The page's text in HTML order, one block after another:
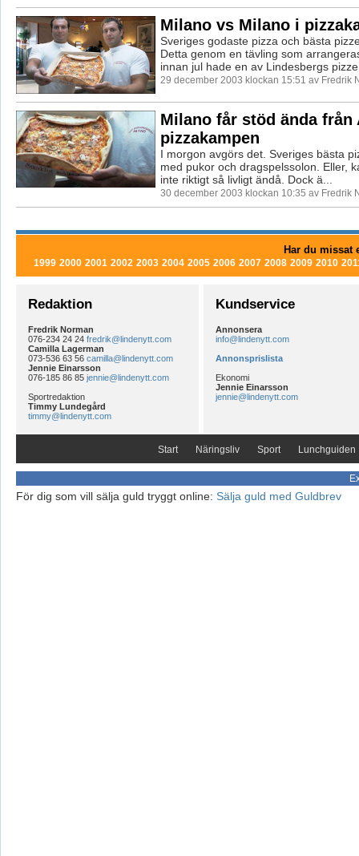
Milano vs Milano i
Sveriges godaste pizza och bästa
Detta genom en tävling som
innan jul hade en av Lindesbergs
29 december 2003 klockan 15:51 av Fredrik
Milano får stöd ända från
pizzakampen
I morgon avgörs det. Sveriges bästa
med pukor och dragspelssolon. Eller,
inte riktigt så livligt ändå. Dock ä...
30 december 2003 klockan 10:35 av Fredrik
Har du missat
1999 2000 2001 2002 2003 2004 2005 2006 2007 2008 2009 2010
Redaktion
Fredrik Norman
076-234 24 24 fredrik@lindenytt.com
Camilla Lagerman
073-536 63 56 camilla@lindenytt.com
Jennie Einarsson
076-185 86 85 jennie@lindenytt.com
Sportredaktion
Timmy Lundegård
timmy@lindenytt.com
Kundservice
Annonsera
info@lindenytt.com
Annonsprislista
Ekonomi
Jennie Einarsson
jennie@lindenytt.com
Start Näringsliv Sport Lunchguiden
För dig som vill sälja guld tryggt online: Sälja guld med Guldbrev